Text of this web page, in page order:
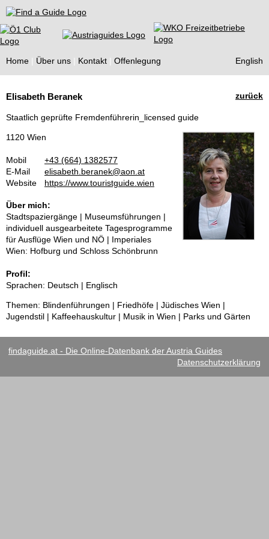
Find a Guide
Home Über uns Kontakt Offenlegung English
Guides
zurück
Elisabeth Beranek
Staatlich geprüfte Fremdenführerin_licensed guide
1120 Wien
Mobil
+43 (664) 1382577
E-Mail
elisabeth.beranek@aon.at
Website
https://www.touristguide.wien
Über mich:
Stadtspaziergänge | Museumsführungen |
individuell ausgearbeitete Tagesprogramme
für Ausflüge Wien und NÖ | Imperiales
Wien: Hofburg und Schloss Schönbrunn
Profil:
Sprachen: Deutsch | Englisch
Themen: Blindenführungen | Friedhöfe | Jüdisches Wien |
Jugendstil | Kaffeehauskultur | Musik in Wien | Parks und Gärten
findaguide.at - Die Online-Datenbank der Austria Guides
Datenschutzerklärung